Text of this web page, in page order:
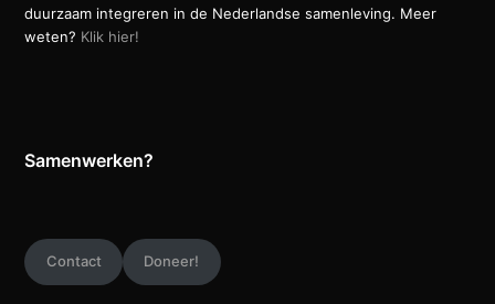
duurzaam integreren in de Nederlandse samenleving. Meer
weten? Klik hier!
Samenwerken?
Contact Doneer!